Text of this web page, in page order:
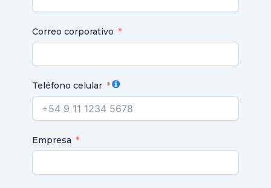
Correo corporativo
Teléfono celular
Empresa